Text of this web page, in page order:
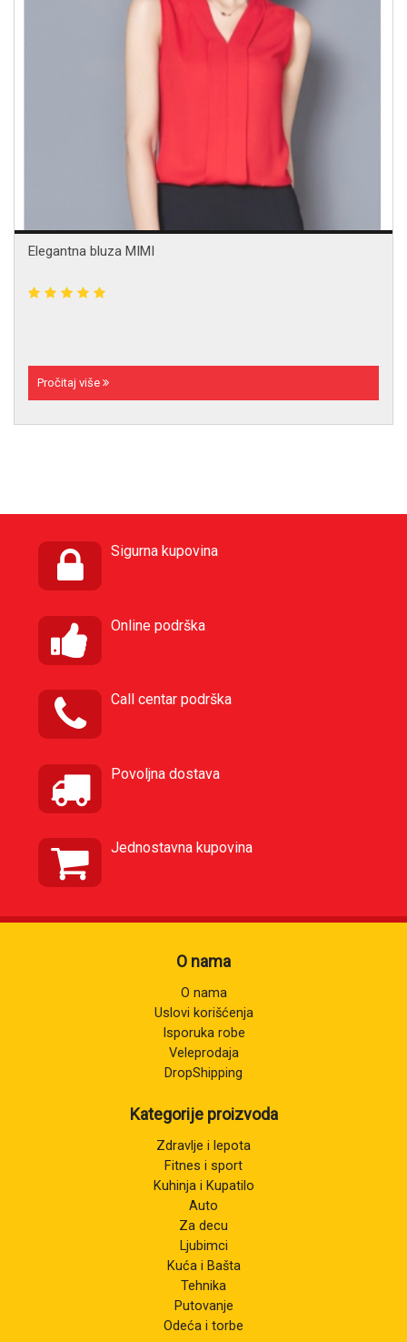
Elegantna bluza MIMI
Pročitaj više
Sigurna kupovina
Online podrška
Call centar podrška
Povoljna dostava
Jednostavna kupovina
O nama
O nama
Uslovi korišćenja
Isporuka robe
Veleprodaja
DropShipping
Kategorije proizvoda
Zdravlje i lepota
Fitnes i sport
Kuhinja i Kupatilo
Auto
Za decu
Ljubimci
Kuća i Bašta
Tehnika
Putovanje
Odeća i torbe